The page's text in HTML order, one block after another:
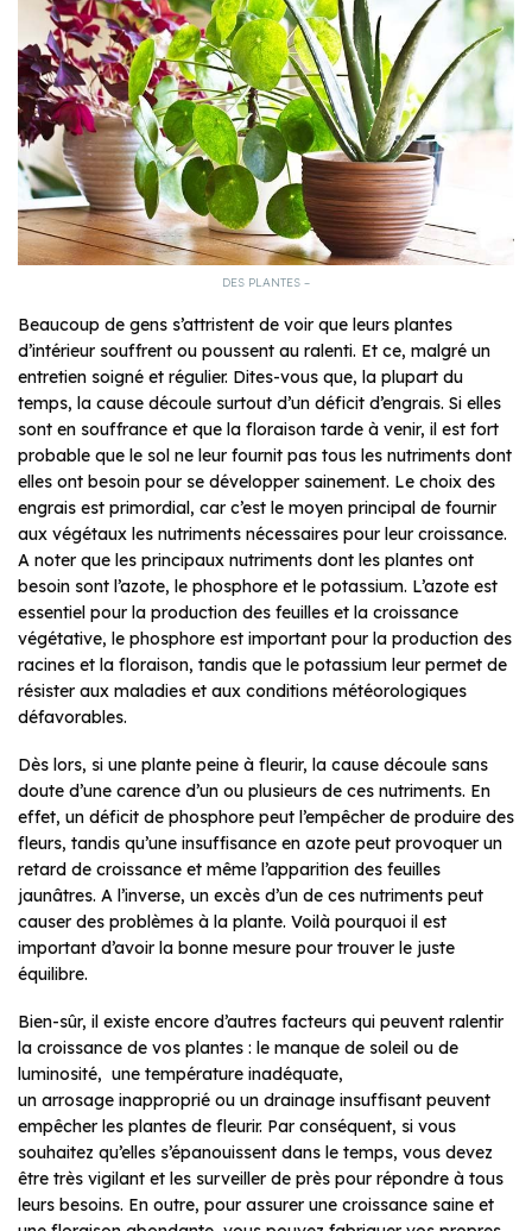
DES PLANTES –
Beaucoup de gens s’attristent de voir que leurs plantes
d’intérieur souffrent ou poussent au ralenti. Et ce, malgré un
entretien soigné et régulier. Dites-vous que, la plupart du
temps, la cause découle surtout d’un déficit d’engrais. Si elles
sont en souffrance et que la floraison tarde à venir, il est fort
probable que le sol ne leur fournit pas tous les nutriments dont
elles ont besoin pour se développer sainement. Le choix des
engrais est primordial, car c’est le moyen principal de fournir
aux végétaux les nutriments nécessaires pour leur croissance.
A noter que les principaux nutriments dont les plantes ont
besoin sont l’azote, le phosphore et le potassium. L’azote est
essentiel pour la production des feuilles et la croissance
végétative, le phosphore est important pour la production des
racines et la floraison, tandis que le potassium leur permet de
résister aux maladies et aux conditions météorologiques
défavorables.
Dès lors, si une plante peine à fleurir, la cause découle sans
doute d’une carence d’un ou plusieurs de ces nutriments. En
effet, un déficit de phosphore peut l’empêcher de produire des
fleurs, tandis qu’une insuffisance en azote peut provoquer un
retard de croissance et même l’apparition des feuilles
jaunâtres. A l’inverse, un excès d’un de ces nutriments peut
causer des problèmes à la plante. Voilà pourquoi il est
important d’avoir la bonne mesure pour trouver le juste
équilibre.
Bien-sûr, il existe encore d’autres facteurs qui peuvent ralentir
la croissance de vos plantes : le manque de soleil ou de
luminosité, une température inadéquate,
un arrosage inapproprié ou un drainage insuffisant peuvent
empêcher les plantes de fleurir. Par conséquent, si vous
souhaitez qu’elles s’épanouissent dans le temps, vous devez
être très vigilant et les surveiller de près pour répondre à tous
leurs besoins. En outre, pour assurer une croissance saine et